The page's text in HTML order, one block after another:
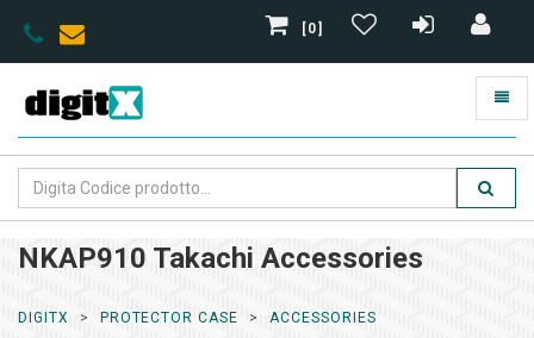
[0]
NKAP910 Takachi Accessories
DIGITX PROTECTOR CASE ACCESSORIES